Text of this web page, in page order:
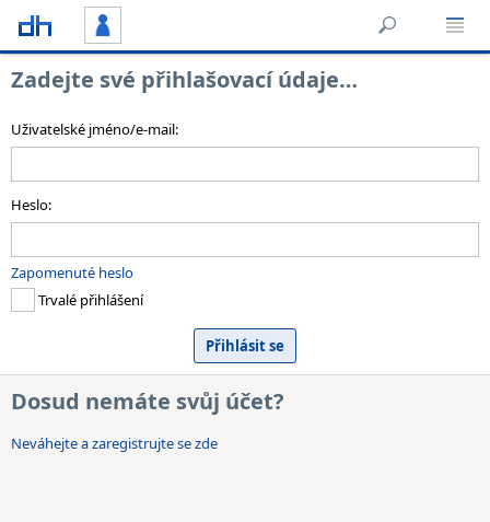
Zadejte své přihlašovací údaje…
Uživatelské jméno/e-mail:
Heslo:
Zapomenuté heslo
Trvalé přihlášení
Dosud nemáte svůj účet?
Neváhejte a zaregistrujte se zde